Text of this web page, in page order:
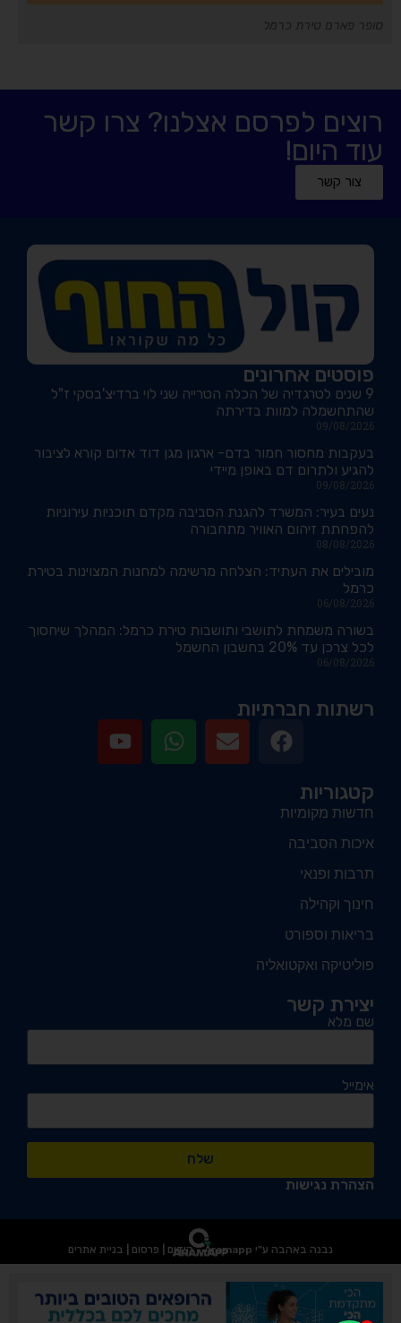
סופר פארם טירת כרמל
רוצים לפרסם אצלנו? צרו קשר
עוד היום!
צור קשר
פוסטים אחרונים
9 שנים לטרגדיה של הכלה הטרייה שני לוי ברדיצ'בסקי ז"ל
שהתחשמלה למוות בדירתה
09/08/2026
בעקבות מחסור חמור בדם- ארגון מגן דוד אדום קורא לציבור
להגיע ולתרום דם באופן מיידי
09/08/2026
נעים בעיר: המשרד להגנת הסביבה מקדם תוכניות עירוניות
להפחתת זיהום האוויר מתחבורה
08/08/2026
מובילים את העתיד: הצלחה מרשימה למחנות המצוינות בטירת
כרמל
06/08/2026
בשורה משמחת לתושבי ותושבות טירת כרמל: המהלך שיחסוך
לכל צרכן עד 20% בחשבון החשמל
06/08/2026
רשתות חברתיות
קטגוריות
חדשות מקומיות
איכות הסביבה
תרבות ופנאי
חינוך וקהילה
בריאות וספורט
פוליטיקה ואקטואליה
יצירת קשר
שם מלא
אימייל
שלח
הצהרת נגישות
נבנה באהבה ע"י Aramapp - קידום | פרסום | בניית אתרים